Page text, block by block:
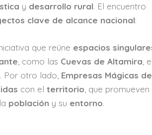
y desarrollo rural. El encuentro
clave de alcance nacional:
que reúne espacios
, como las Cuevas de Altamira ,
. Por otro lado, Empresas Mágicas de
con elterritorio , que promueven
población y su entorno.